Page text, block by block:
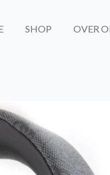
SHOP OVER